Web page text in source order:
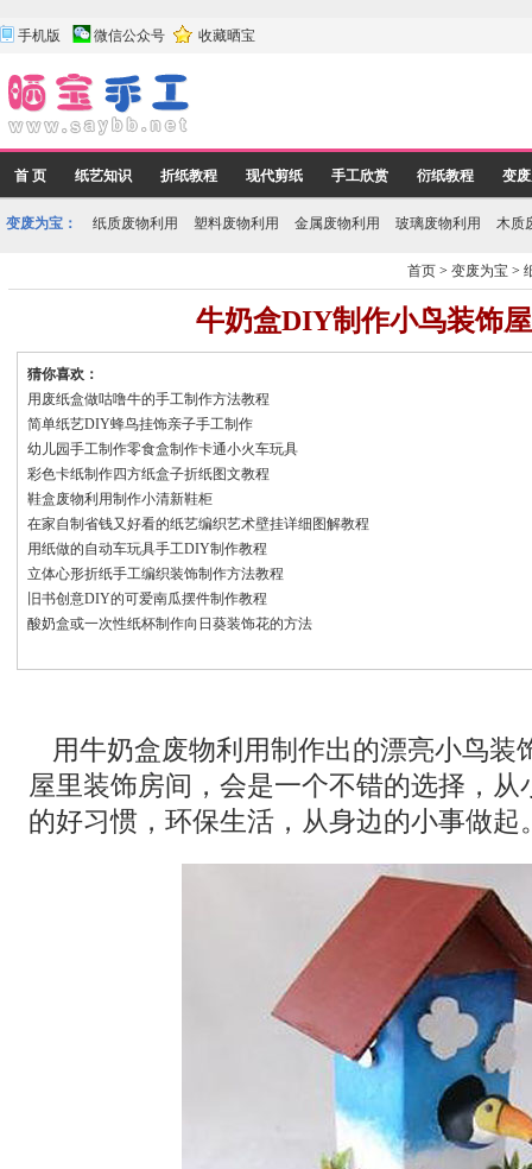
手机版 微信公众号 收藏晒宝
首 页 纸艺知识 折纸教程 现代剪纸 手工欣赏 衍纸教程 变
变废为宝： 纸质废物利用 塑料废物利用 金属废物利用 玻璃废物利用 木质
首页 >变废为宝 >
牛奶盒DIY制作小鸟装饰
猜你喜欢：
用废纸盒做咕噜牛的手工制作方法教程
简单纸艺DIY蜂鸟挂饰亲子手工制作
幼儿园手工制作零食盒制作卡通小火车玩具
彩色卡纸制作四方纸盒子折纸图文教程
鞋盒废物利用制作小清新鞋柜
在家自制省钱又好看的纸艺编织艺术壁挂详细图解教程
用纸做的自动车玩具手工DIY制作教程
立体心形折纸手工编织装饰制作方法教程
旧书创意DIY的可爱南瓜摆件制作教程
酸奶盒或一次性纸杯制作向日葵装饰花的方法
用牛奶盒废物利用制作出的漂亮小鸟装
屋里装饰房间，会是一个不错的选择，从
的好习惯，环保生活，从身边的小事做起